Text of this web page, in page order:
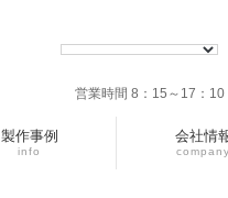
営業時間 8：15～17：
製作事例
info
会社情
company